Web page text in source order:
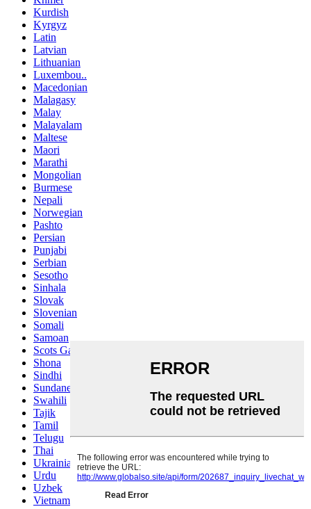
Kurdish
Kyrgyz
Latin
Latvian
Lithuanian
Luxembou..
Macedonian
Malagasy
Malay
Malayalam
Maltese
Maori
Marathi
Mongolian
Burmese
Nepali
Norwegian
Pashto
Persian
Punjabi
Serbian
Sesotho
Sinhala
Slovak
Slovenian
Somali
Samoan
Scots Gaelic
Shona
Sindhi
Sundanese
Swahili
Tajik
Tamil
Telugu
Thai
Ukrainian
Urdu
Uzbek
Vietnamese